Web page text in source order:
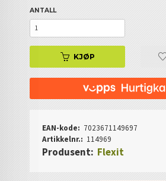
ANTALL
KJØP
EAN-kode: 7023671149697
Artikkelnr.: 114969
Produsent: Flexit